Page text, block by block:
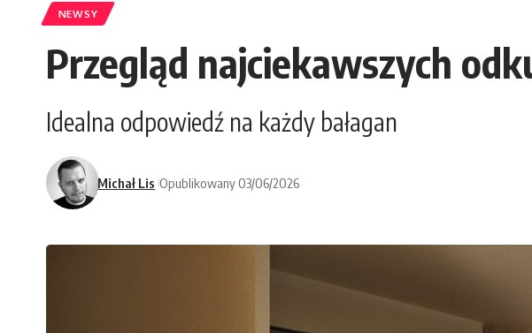
NEWSY
Przegląd najciekawszych
Idealna odpowiedź na każdy bałagan
Michał Lis Opublikowany 03/06/2026